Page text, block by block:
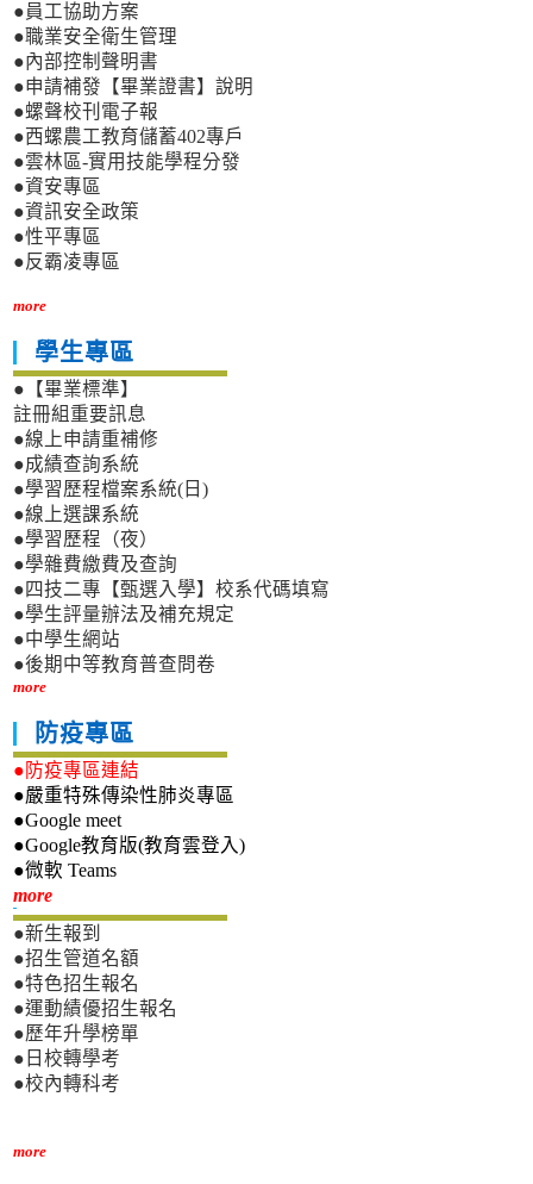
●員工協助方案
●職業安全衛生管理
●內部控制聲明書
●申請補發【畢業證書】說明
●螺聲校刊電子報
●西螺農工教育儲蓄402專戶
●雲林區-實用技能學程分發
●資安專區
●資訊安全政策
●性平專區
●反霸凌專區
more
學生專區
●【畢業標準】
註冊組重要訊息
●線上申請重補修
●成績查詢系統
●學習歷程檔案系統(日)
●線上選課系統
●學習歷程（夜）
●學雜費繳費及查詢
●四技二專【甄選入學】校系代碼填寫
●學生評量辦法及補充規定
●中學生網站
●後期中等教育普查問卷
more
防疫專區
●防疫專區連結
●嚴重特殊傳染性肺炎專區
●Google meet
●Google教育版(教育雲登入)
●微軟 Teams
more新生專區
●新生報到
●招生管道名額
●特色招生報名
●運動績優招生報名
●歷年升學榜單
●日校轉學考
●校內轉科考
more